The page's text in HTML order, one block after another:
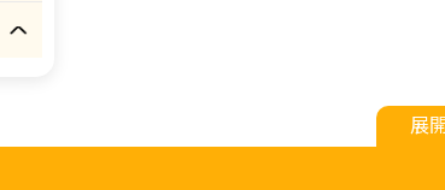
展